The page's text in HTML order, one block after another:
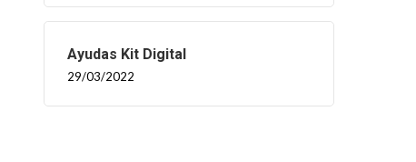
Ayudas Kit Digital
29/03/2022